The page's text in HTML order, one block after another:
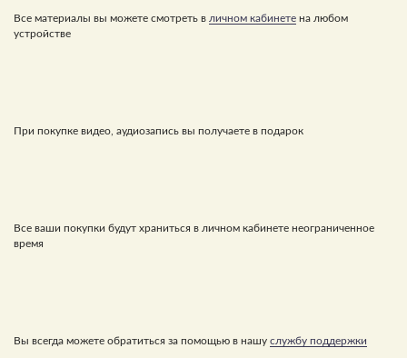
Все материалы вы можете смотреть в личном кабинете на любом
устройстве
При покупке видео, аудиозапись вы получаете в подарок
Все ваши покупки будут храниться в личном кабинете неограниченное
время
Вы всегда можете обратиться за помощью в нашу службу поддержки